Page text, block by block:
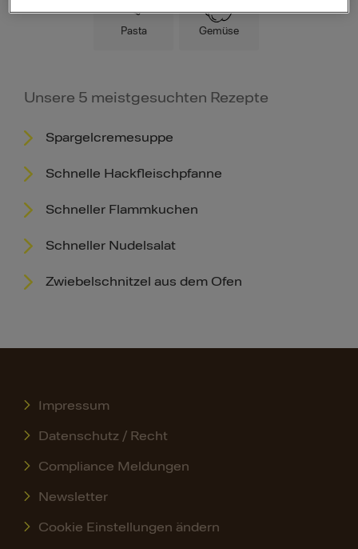
Pasta Gemüse
Unsere 5 meistgesuchten Rezepte
Spargelcremesuppe
Schnelle Hackfleischpfanne
Schneller Flammkuchen
Schneller Nudelsalat
Zwiebelschnitzel aus dem Ofen
Impressum
Datenschutz / Recht
Compliance Meldungen
Newsletter
Cookie Einstellungen ändern